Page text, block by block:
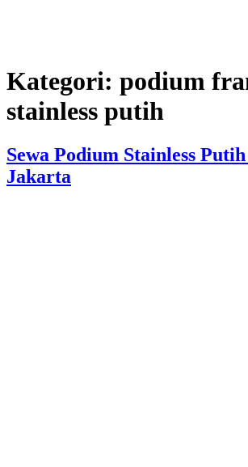
Kategori: podium
stainless putih
Sewa Podium Stainless
Jakarta